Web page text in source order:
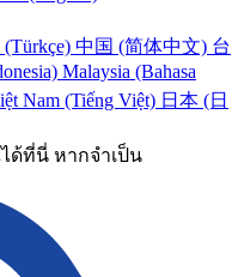
中国 (简体中文) 台
Malaysia (Bahasa
Nam (Tiếng Việt) 日本 (日
ที่นี่ หากจำเป็น